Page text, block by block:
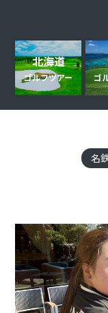
北海道
ゴルフツアー ゴ
名